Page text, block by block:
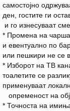
самостојно
ден, гостите ги
и го изнесуваат
* Промена на
и евентуално по
или пешкири не се
* Изборот на ТВ
тоалетите се
применуваат
опременост на
* Точноста на